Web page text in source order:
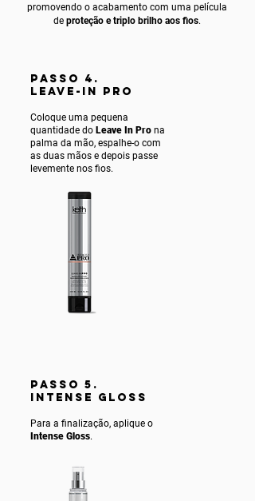
PASSO 5.
INTENSE gLOSS
Para a finalização, aplique o
Intense Gloss.
promovendo o acabamento com uma película
de proteção e triplo brilho aos fios.
PASSO 4.
LEAVE-IN PRO
Coloque uma pequena
quantidade do Leave In Pro na
palma da mão, espalhe-o com
as duas mãos e depois passe
levemente nos fios.